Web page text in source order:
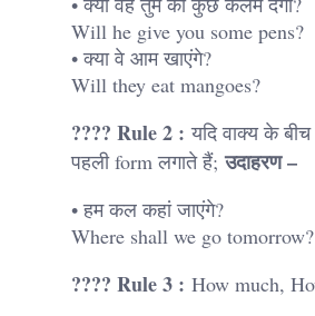
Will he give you some pens?
• क्या वे आम खाएंगे?
Will they eat mangoes?
???? Rule 2 : यदि वाक्य के
पहली form लगाते हैं;उदाहरण –
• हम कल कहां जाएंगे?
Where shall we go tomorrow?
???? Rule 3 : How much,